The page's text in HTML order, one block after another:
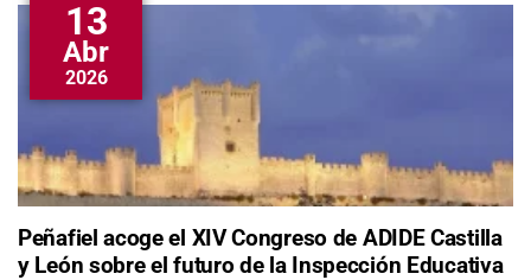
13
Abr
2026
Peñafiel acoge el XIV Congreso de ADIDE Castilla
y León sobre el futuro de la Inspección Educativa